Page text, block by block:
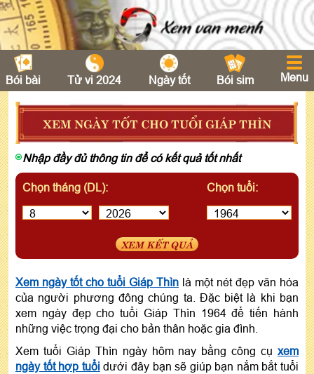
Bói bài Tử vi 2024 Ngày tốt Bói sim Menu
XEM NGÀY TỐT CHO TUỔI GIÁP THÌN
Nhập đầy đủ thông tin để có kết quả tốt nhất
Chọn tháng (DL): Chọn tuổi:
XEM KẾT QUẢ
Xem ngày tốt cho tuổi Giáp Thìn là một nét đẹp văn hóa
của người phương đông chúng ta. Đặc biệt là khi bạn
xem ngày đẹp cho tuổi Giáp Thìn 1964 để tiến hành
những việc trọng đại cho bản thân hoặc gia đình.
Xem tuổi Giáp Thìn ngày hôm nay bằng công cụ xem
ngày tốt hợp tuổidưới đây bạn sẽ giúp bạn nắm bắt tuổi